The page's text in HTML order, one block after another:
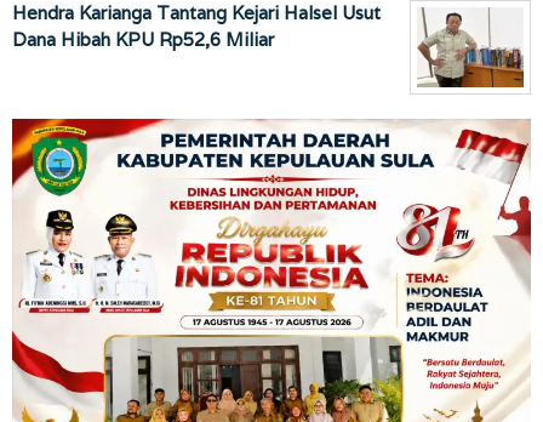
Hendra Karianga Tantang Kejari Halsel Usut
Dana Hibah KPU Rp52,6 Miliar